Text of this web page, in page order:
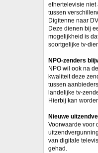
ethertelevisie niet
tussen
Digitenne naar
Deze dienen bij
mogelijkheid is
soortgelijke tv-
NPO-zenders
NPO wil ook na
kwaliteit deze
tussen
landelijke tv-
Hierbij kan
Nieuwe
Voorwaarde voor
van digitale
gehad.